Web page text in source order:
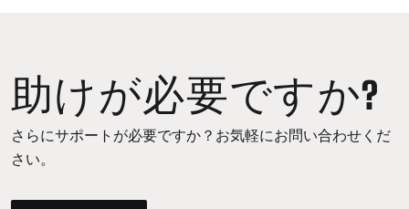
助けが必要ですか?
さらにサポートが必要ですか？お気軽にお問い合わせくだ
さい。